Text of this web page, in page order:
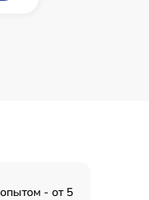
- от 5